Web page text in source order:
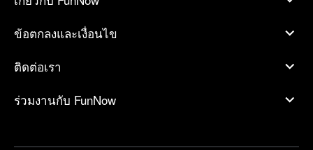
ข้อตกลงและเงื่อนไข
ติดต่อเรา
ร่วมงานกับ FunNow